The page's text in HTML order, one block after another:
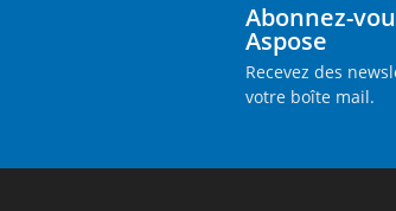
Abonnez-
Aspose
Recevez des
votre boîte mail.